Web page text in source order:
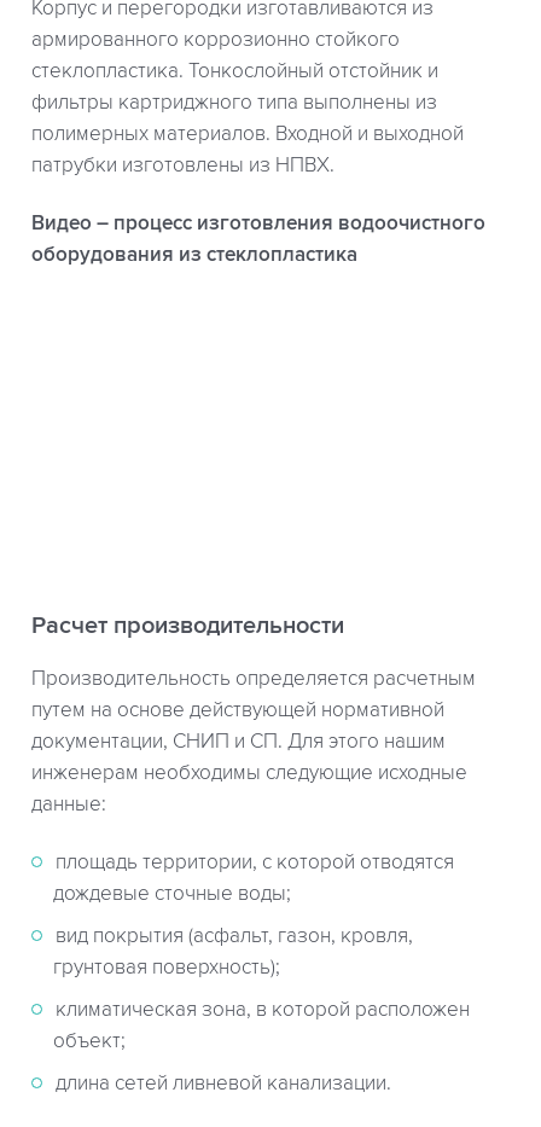
Корпус и перегородки изготавливаются из
армированного коррозионно стойкого
стеклопластика. Тонкослойный отстойник и
фильтры картриджного типа выполнены из
полимерных материалов. Входной и выходной
патрубки изготовлены из НПВХ.
Видео – процесс изготовления водоочистного
оборудования из стеклопластика
Расчет производительности
Производительность определяется расчетным
путем на основе действующей нормативной
документации, СНИП и СП. Для этого нашим
инженерам необходимы следующие исходные
данные:
площадь территории, с которой отводятся
дождевые сточные воды;
вид покрытия (асфальт, газон, кровля,
грунтовая поверхность);
климатическая зона, в которой расположен
объект;
длина сетей ливневой канализации.